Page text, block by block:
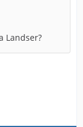
Landser?